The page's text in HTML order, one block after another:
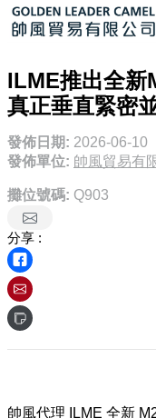
ILME推出全新
真正垂直緊密
發佈日期: 2026-06-10
發佈單位: 帥風貿易有
攤位號碼: Q903
分享 :
帥風代理 ILME 全新